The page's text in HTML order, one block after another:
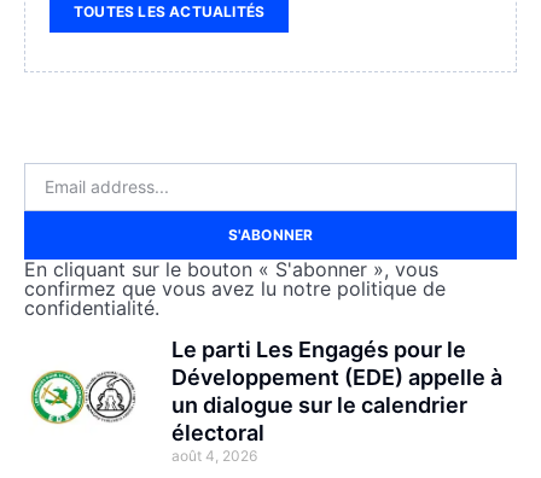
TOUTES LES ACTUALITÉS
S'ABONNER
En cliquant sur le bouton « S'abonner », vous
confirmez que vous avez lu notre politique de
confidentialité.
Le parti Les Engagés pour le
Développement (EDE) appelle à
un dialogue sur le calendrier
électoral
août 4, 2026